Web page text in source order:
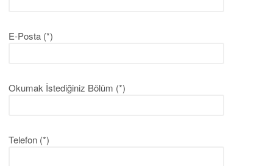
E-Posta (*)
Okumak İstediğiniz Bölüm (*)
Telefon (*)